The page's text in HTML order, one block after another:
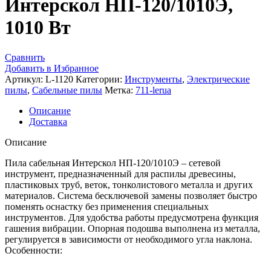
Интерскол НП-120/1010Э,
1010 Вт
Сравнить
Добавить в Избранное
Артикул: L-1120 Категории: Инструменты, Электрические
пилы, Сабельные пилы Метка: 711-lerua
Описание
Доставка
Описание
Пила сабельная Интерскол НП-120/1010Э – сетевой
инструмент, предназначенный для распилы древесины,
пластиковых труб, веток, тонколистового металла и других
материалов. Система бесключевой замены позволяет быстро
поменять оснастку без применения специальных
инструментов. Для удобства работы предусмотрена функция
гашения вибрации. Опорная подошва выполнена из металла,
регулируется в зависимости от необходимого угла наклона.
Особенности: